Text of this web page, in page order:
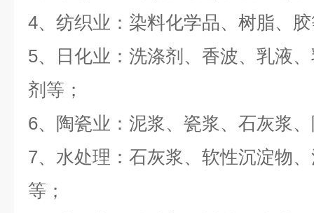
4、纺织业：染料化学品、树脂、
5、日化业：洗涤剂、香波、乳液
剂等；
6、陶瓷业：泥浆、瓷浆、石灰浆
7、水处理：石灰浆、软性沉淀物
等；